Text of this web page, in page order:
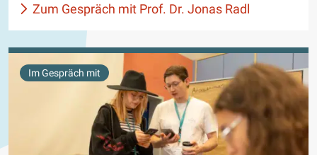
Zum Gespräch mit Prof. Dr. Jonas Radl
Im Gespräch mit